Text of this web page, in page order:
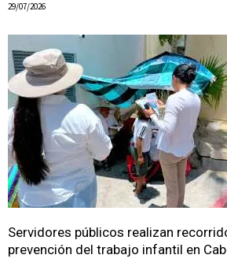
29/07/2026
Servidores públicos realizan
prevención del trabajo infantil en